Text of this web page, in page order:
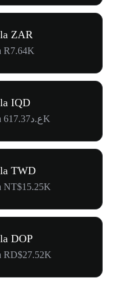
ZAR
R7.64K
IQD
conversie de la 1 UPEG la ع.د617.37K
TWD
NT$15.25K
DOP
RD$27.52K